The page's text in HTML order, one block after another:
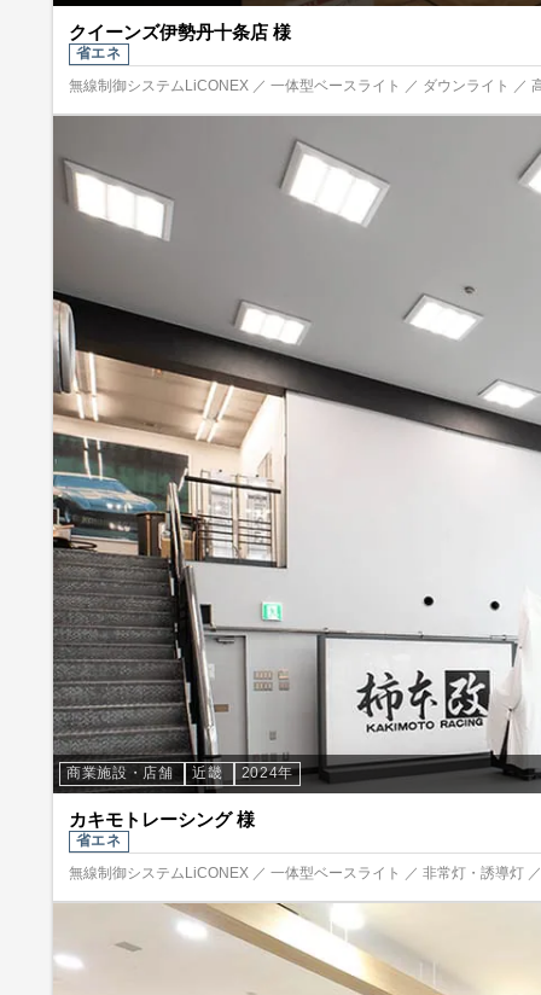
クイーンズ伊勢丹十条店 様
省エネ
無線制御システムLiCONEX ／ 一体型ベースライト ／ ダウンライト ／
商業施設・店舗 近畿 2024年
カキモトレーシング 様
省エネ
無線制御システムLiCONEX ／ 一体型ベースライト ／ 非常灯・誘導灯